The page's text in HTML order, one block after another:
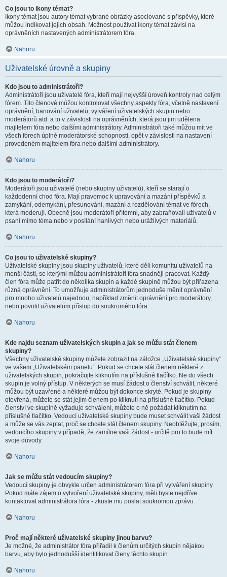
Co jsou to ikony témat?
Ikony témat jsou autory témat vybrané obrázky asociované s příspěvky, které
můžou indikovat jejich obsah. Možnost používat ikony témat závisí na
oprávněních nastavených administrátorem fóra.
Nahoru
Uživatelské úrovně a skupiny
Kdo jsou to administrátoři?
Administrátoři jsou uživatelé fóra, kteří mají nejvyšší úroveň kontroly nad celým
fórem. Tito členové můžou kontrolovat všechny aspekty fóra, včetně nastavení
oprávnění, banování uživatelů, vytváření uživatelských skupin nebo
moderátorů atd. a to v závislosti na oprávněních, která jsou jim udělena
majitelem fóra nebo dalšími administrátory. Administrátoři také můžou mít ve
všech fórech úplné moderátorské schopnosti, opět v závislosti na nastavení
provedeném majitelem fóra nebo dalšími administrátory.
Nahoru
Kdo jsou to moderátoři?
Moderátoři jsou uživatelé (nebo skupiny uživatelů), kteří se starají o
každodenní chod fóra. Mají pravomoc k upravování a mazání příspěvků a
zamykání, odemykání, přesunování, mazání a rozdělování témat ve fórech,
která moderují. Obecně jsou moderátoři přítomni, aby zabraňovali uživatelů v
psaní mimo téma nebo v posílání hanlivých nebo urážlivých materiálů.
Nahoru
Co jsou to uživatelské skupiny?
Uživatelské skupiny jsou skupiny uživatelů, které dělí komunitu uživatelů na
menší části, se kterými můžou administrátoři fóra snadněji pracovat. Každý
člen fóra může patřit do několika skupin a každé skupině můžou být přiřazena
různá oprávnění. To umožňuje administrátorům jednoduše měnit oprávnění
pro mnoho uživatelů najednou, například změnit oprávnění pro moderátory,
nebo povolit uživatelům přístup do soukromého fóra.
Nahoru
Kde najdu seznam uživatelských skupin a jak se můžu stát členem
skupiny?
Všechny uživatelské skupiny můžete zobrazit na záložce „Uživatelské skupiny“
ve vašem „Uživatelském panelu“. Pokud se chcete stát členem některé z
uživatelských skupin, pokračujte kliknutím na příslušné tlačítko. Ne do všech
skupin je volný přístup. V některých se musí žádost o členství schválit, některé
můžou být uzavřené a některé můžou být dokonce skryté. Pokud je skupiny
otevřená, můžete se stát jejím členem po kliknutí na příslušné tlačítko. Pokud
členství ve skupině vyžaduje schválení, můžete o ně požádat kliknutím na
příslušné tlačítko. Vedoucí uživatelské skupiny bude muset schválit vaši žádost
a může se vás zeptat, proč se chcete stát členem skupiny. Neobtěžujte, prosím,
vedoucího skupiny v případě, že zamítne vaši žádost - určitě pro to bude mít
svoje důvody.
Nahoru
Jak se můžu stát vedoucím skupiny?
Vedoucí skupiny je obvykle určen administrátorem fóra při vytváření skupiny.
Pokud máte zájem o vytvoření uživatelské skupiny, měli byste nejdříve
kontaktovat administrátora fóra - zkuste mu poslat soukromou zprávu.
Nahoru
Proč mají některé uživatelské skupiny jinou barvu?
Je možné, že administrátor fóra přiřadil k členům určitých skupin nějakou
barvu, aby bylo jednodušší identifikovat členy těchto skupin.
Nahoru